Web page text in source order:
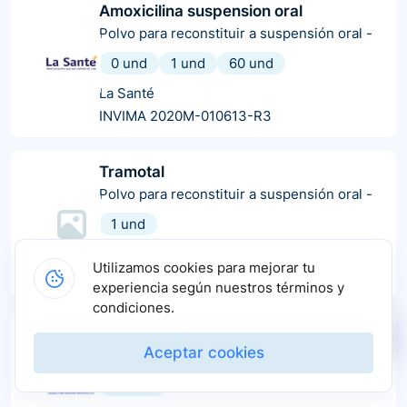
Amoxicilina suspension oral
Polvo para reconstituir a suspensión oral -
0 und
1 und
60 und
La Santé
INVIMA 2020M-010613-R3
Tramotal
Polvo para reconstituir a suspensión oral -
1 und
INVIMA 2021M-0008102-R1
Amoxem
Cápsulas-
Utilizamos cookies para mejorar tu
experiencia según nuestros términos y
condiciones.
Aceptar cookies